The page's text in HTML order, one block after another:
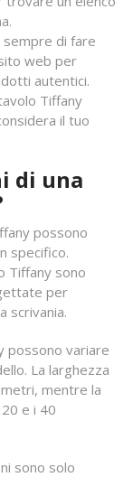
di fare
web per
autentici.
Tiffany
il tuo
di una
possono
specifico.
Tiffany sono
per
scrivania.
possono variare
La larghezza
mentre la
e i 40
sono solo